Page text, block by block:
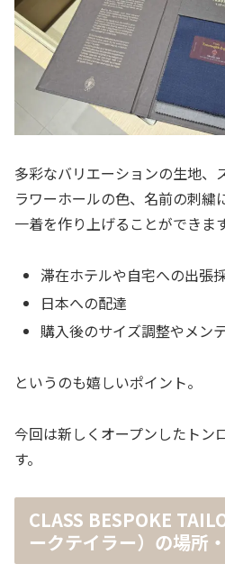
多彩なバリエーションの生地、
ラワーホールの色、名前の刺繍
一着を作り上げることができます
滞在ホテルや自宅への出張
日本への配達
購入後のサイズ調整やメン
というのも嬉しいポイント。
今回は新しくオープンしたトン
す。
CLASS BESPOKE
ークテイラー）の場所